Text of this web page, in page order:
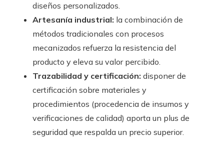
diseños personalizados.
Artesanía industrial: la combinación de
métodos tradicionales con procesos
mecanizados refuerza la resistencia del
producto y eleva su valor percibido.
Trazabilidad y certificación: disponer de
certificación sobre materiales y
procedimientos (procedencia de insumos y
verificaciones de calidad) aporta un plus de
seguridad que respalda un precio superior.